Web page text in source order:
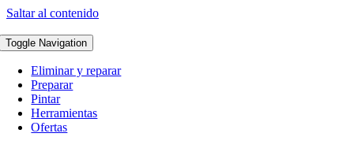
Saltar al contenido
Toggle Navigation
Eliminar y reparar
Preparar
Pintar
Herramientas
Ofertas